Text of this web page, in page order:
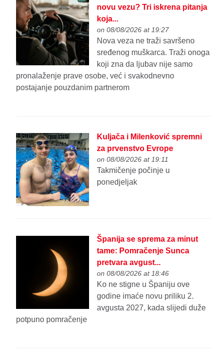
novu vezu? Tri iskrena pitanja
koja...
on 08/08/2026 at 19:27
Nova veza ne traži savršeno
sređenog muškarca. Traži onoga
koji zna da ljubav nije samo
pronalaženje prave osobe, već i svakodnevno
postajanje pouzdanim partnerom
Kuljača i Milenković spremni
za prvenstvo Evrope
on 08/08/2026 at 19:11
Takmičenje počinje u
ponedjeljak
Španija se sprema za minut
tame: Pomračenje Sunca
pretvara avgust...
on 08/08/2026 at 18:46
Ko ne stigne u Španiju ove
godine imaće novu priliku 2.
avgusta 2027, kada slijedi duže
potpuno pomračenje